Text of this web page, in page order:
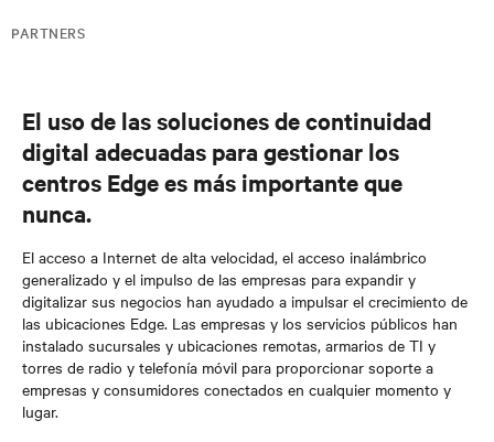
PARTNERS
El uso de las soluciones de continuidad
digital adecuadas para gestionar los
centros Edge es más importante que
nunca.
El acceso a Internet de alta velocidad, el acceso inalámbrico
generalizado y el impulso de las empresas para expandir y
digitalizar sus negocios han ayudado a impulsar el crecimiento de
las ubicaciones Edge. Las empresas y los servicios públicos han
instalado sucursales y ubicaciones remotas, armarios de TI y
torres de radio y telefonía móvil para proporcionar soporte a
empresas y consumidores conectados en cualquier momento y
lugar.